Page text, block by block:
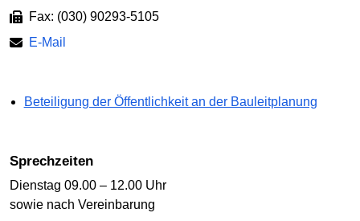
Fax: (030) 90293-5105
E-Mail
Beteiligung der Öffentlichkeit an der Bauleitplanung
Sprechzeiten
Dienstag 09.00 – 12.00 Uhr
sowie nach Vereinbarung